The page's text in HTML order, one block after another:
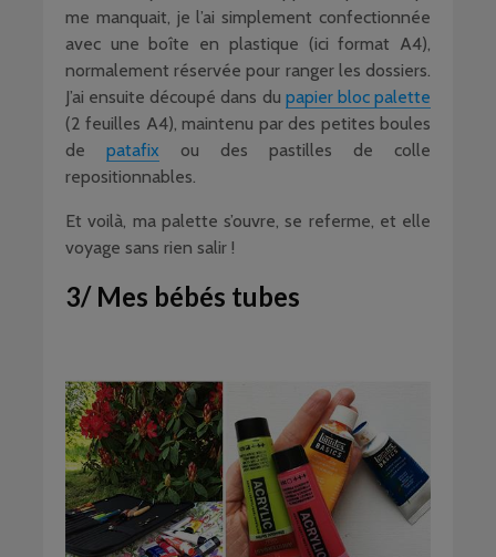
me manquait, je l’ai simplement confectionnée
avec une boîte en plastique (ici format A4),
normalement réservée pour ranger les dossiers.
J’ai ensuite découpé dans du papier bloc palette
(2 feuilles A4), maintenu par des petites boules
de patafix ou des pastilles de colle
repositionnables.
Et voilà, ma palette s’ouvre, se referme, et elle
voyage sans rien salir !
3/ Mes bébés tubes